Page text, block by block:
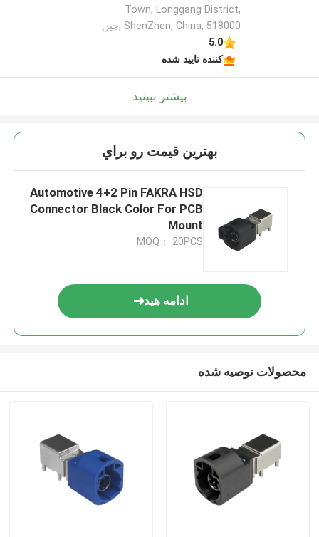
Town, Longgang District,
ShenZhen, China, 518000 ,چین
5.0
کننده تایید شده
بیشتر ببینید
بهترين قيمت رو براي
Automotive 4+2 Pin FAKRA HSD
Connector Black Color For PCB
Mount
MOQ： 20PCS
ادامه هید
محصولات توصیه شده